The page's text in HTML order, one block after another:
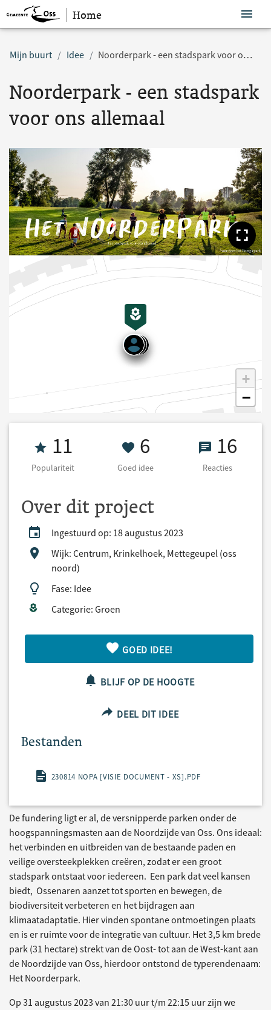
Sla navigatie over
Home
Mijn buurt Idee Noorderpark - een stadspark voor ons allemaal
Noorderpark - een stadspark
voor ons allemaal
+
−
Populariteit 11
11
Populariteit
6 Goed idee
6
Goed idee
1616
Reacties
Over dit project
Ingestuurd op: 18 augustus 2023
Wijk: Centrum, Krinkelhoek, Mettegeupel (oss
noord)
Fase: Idee
Categorie: Groen
GOED IDEE!
BLIJF OP DE HOOGTE
DEEL DIT IDEE
Bestanden
230814 NOPA [VISIE DOCUMENT - XS].PDF
De fundering ligt er al, de versnipperde parken onder de
hoogspanningsmasten aan de Noordzijde van Oss. Ons ideaal:
het verbinden en uitbreiden van de bestaande paden en
veilige oversteekplekken creëren, zodat er een groot
stadspark ontstaat voor iedereen. Een park dat veel kansen
biedt, Ossenaren aanzet tot sporten en bewegen, de
biodiversiteit verbeteren en het bijdragen aan
klimaatadaptatie. Hier vinden spontane ontmoetingen plaats
en is er ruimte voor de integratie van cultuur. Het 3,5 km brede
park (31 hectare) strekt van de Oost- tot aan de West-kant aan
de Noordzijde van Oss, hierdoor ontstond de typerendenaam:
Het Noorderpark.
Op 31 augustus 2023 van 21:30 uur t/m 22:15 uur zijn we